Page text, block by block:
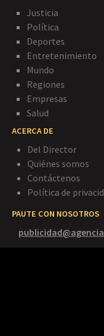
Justicia
Política
Deportes
Entretenimiento
Mundo
Regiones
Empresas
Salud
ACERCA DE
Del Director
Quiénes somos
Contáctenos
Política de
PAUTE CON NOSOTROS